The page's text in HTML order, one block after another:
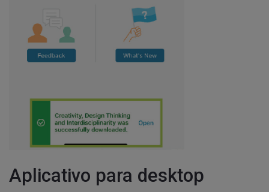
Aplicativo para desktop